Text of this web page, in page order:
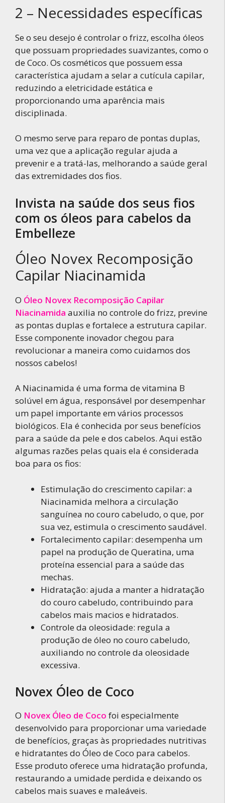
2 – Necessidades específicas
Se o seu desejo é controlar o frizz, escolha óleos
que possuam propriedades suavizantes, como o
de Coco. Os cosméticos que possuem essa
característica ajudam a selar a cutícula capilar,
reduzindo a eletricidade estática e
proporcionando uma aparência mais
disciplinada.
O mesmo serve para reparo de pontas duplas,
uma vez que a aplicação regular ajuda a
prevenir e a tratá-las, melhorando a saúde geral
das extremidades dos fios.
Invista na saúde dos seus fios
com os óleos para cabelos da
Embelleze
Óleo Novex Recomposição
Capilar Niacinamida
O Óleo Novex Recomposição Capilar
Niacinamida auxilia no controle do frizz, previne
as pontas duplas e fortalece a estrutura capilar.
Esse componente inovador chegou para
revolucionar a maneira como cuidamos dos
nossos cabelos!
A Niacinamida é uma forma de vitamina B
solúvel em água, responsável por desempenhar
um papel importante em vários processos
biológicos. Ela é conhecida por seus benefícios
para a saúde da pele e dos cabelos. Aqui estão
algumas razões pelas quais ela é considerada
boa para os fios:
Estimulação do crescimento capilar: a
Niacinamida melhora a circulação
sanguínea no couro cabeludo, o que, por
sua vez, estimula o crescimento saudável.
Fortalecimento capilar: desempenha um
papel na produção de Queratina, uma
proteína essencial para a saúde das
mechas.
Hidratação: ajuda a manter a hidratação
do couro cabeludo, contribuindo para
cabelos mais macios e hidratados.
Controle da oleosidade: regula a
produção de óleo no couro cabeludo,
auxiliando no controle da oleosidade
excessiva.
Novex Óleo de Coco
O Novex Óleo de Coco foi especialmente
desenvolvido para proporcionar uma variedade
de benefícios, graças às propriedades nutritivas
e hidratantes do Óleo de Coco para cabelos.
Esse produto oferece uma hidratação profunda,
restaurando a umidade perdida e deixando os
cabelos mais suaves e maleáveis.